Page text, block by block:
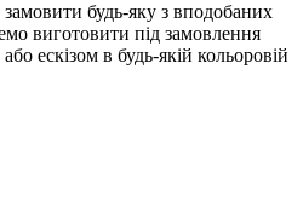
будь-яку з вподобаних
виготовити під замовлення
ескізом в будь-якій кольоровій